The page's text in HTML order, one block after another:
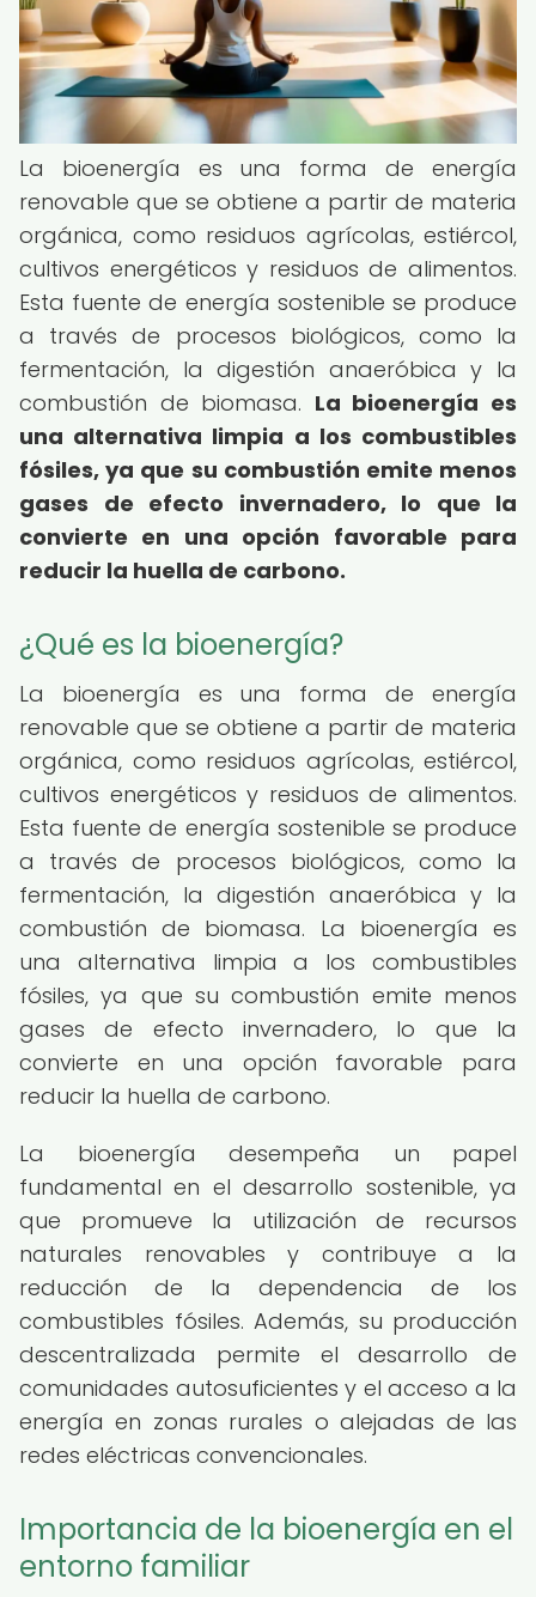
La bioenergía es una forma de energía
renovable que se obtiene a partir de materia
orgánica, como residuos agrícolas, estiércol,
cultivos energéticos y residuos de alimentos.
Esta fuente de energía sostenible se produce
a través de procesos biológicos, como la
fermentación, la digestión anaeróbica y la
combustión de biomasa. La bioenergía es
una alternativa limpia a los combustibles
fósiles, ya que su combustión emite menos
gases de efecto invernadero, lo que la
convierte en una opción favorable para
reducir la huella de carbono.
¿Qué es la bioenergía?
La bioenergía es una forma de energía
renovable que se obtiene a partir de materia
orgánica, como residuos agrícolas, estiércol,
cultivos energéticos y residuos de alimentos.
Esta fuente de energía sostenible se produce
a través de procesos biológicos, como la
fermentación, la digestión anaeróbica y la
combustión de biomasa. La bioenergía es
una alternativa limpia a los combustibles
fósiles, ya que su combustión emite menos
gases de efecto invernadero, lo que la
convierte en una opción favorable para
reducir la huella de carbono.
La bioenergía desempeña un papel
fundamental en el desarrollo sostenible, ya
que promueve la utilización de recursos
naturales renovables y contribuye a la
reducción de la dependencia de los
combustibles fósiles. Además, su producción
descentralizada permite el desarrollo de
comunidades autosuficientes y el acceso a la
energía en zonas rurales o alejadas de las
redes eléctricas convencionales.
Importancia de la bioenergía en el
entorno familiar